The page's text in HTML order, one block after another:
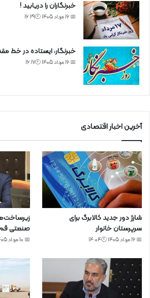
خبرنگاران را دریابید !
📅 16 مرداد 1405 🕙16:29
خبرنگار، ایستاده در خط
📅 16 مرداد 1405 🕙16:17
آخرین اخبار اقتصادی
شارژ دور جدید کالابرگ برای
سرپرستان خانوار
📅 16 مرداد 1405 🕙14:04
صنعتی
📅 10 مرداد 1405 🕙19:32